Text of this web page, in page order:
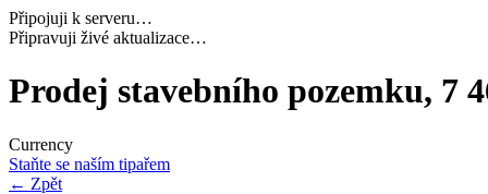
Připojuji k serveru…
Načítám potřebná data…
Prodej stavebního pozemku, 7
Currency
Staňte se naším tipařem
← Zpět